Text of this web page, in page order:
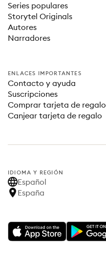
Series populares
Storytel Originals
Autores
Narradores
ENLACES IMPORTANTES
Contacto y ayuda
Suscripciones
Comprar tarjeta de regalo
Canjear tarjeta de regalo
IDIOMA Y REGIÓN
Español
España